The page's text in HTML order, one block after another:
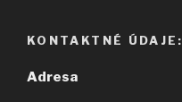
KONTAKTNÉ ÚDAJE:
Adresa